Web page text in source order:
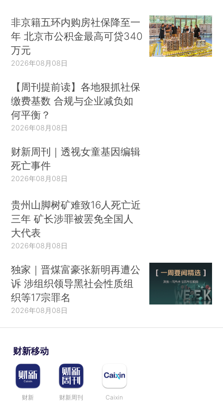
非京籍五环内购房社保降至一
年 北京市公积金最高可贷340
万元
2026年08月08日
【周刊提前读】各地狠抓社保
缴费基数 合规与企业减负如
何平衡？
2026年08月08日
财新周刊｜透视女童基因编辑
死亡事件
2026年08月08日
贵州山脚树矿难致16人死亡近
三年 矿长涉罪被罢免全国人
大代表
2026年08月08日
独家｜晋煤富豪张新明再遭公
诉 涉组织领导黑社会性质组
织等17宗罪名
2026年08月08日
财新移动
财新 财新周刊 Caixin